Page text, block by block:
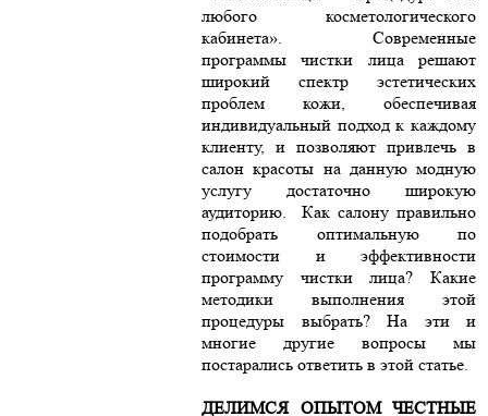
любого косметологического
кабинета». Современные
программы чистки лица решают
широкий спектр эстетических
проблем кожи, обеспечивая
индивидуальный подход к каждому
клиенту, и позволяют привлечь в
салон красоты на данную модную
услугу достаточно широкую
аудиторию. Как салону правильно
подобрать оптимальную по
стоимости и эффективности
программу чистки лица? Какие
методики выполнения этой
процедуры выбрать? На эти и
многие другие вопросы мы
постарались ответить в этой статье.
ДЕЛИМСЯ ОПЫТОМ ЧЕСТНЫЕ